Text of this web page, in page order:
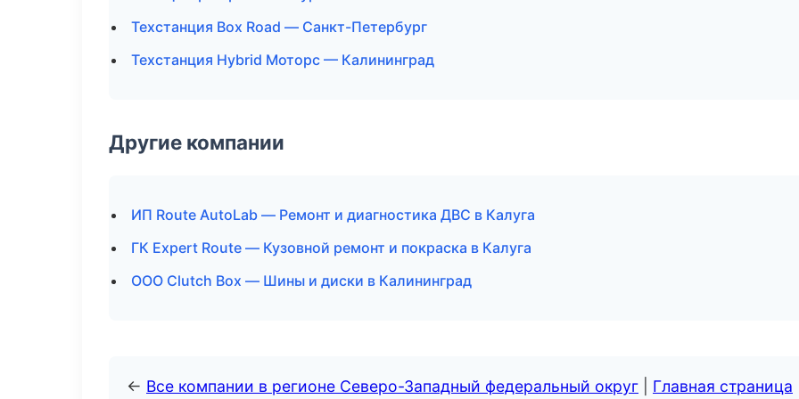
Техстанция Box Road — Санкт-Петербург
Техстанция Hybrid Моторс — Калининград
Другие компании
ИП Route AutoLab — Ремонт и диагностика ДВС в Калуга
ГК Expert Route — Кузовной ремонт и покраска в Калуга
ООО Clutch Box — Шины и диски в Калининград
← Все компании в регионе Северо-Западный федеральный округ Главная страница